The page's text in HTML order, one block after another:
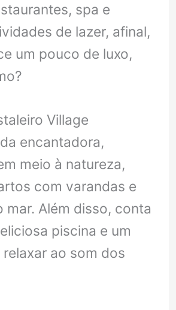
spa e
de lazer, afinal,
um pouco de luxo,
Village
encantadora,
meio à natureza,
com varandas e
mar. Além disso, conta
piscina e um
ao som dos